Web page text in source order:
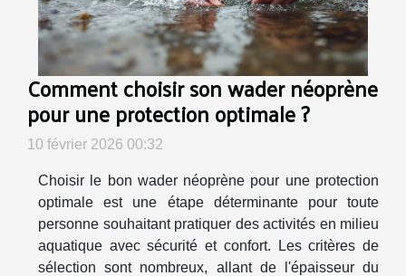
Comment choisir son wader néoprène
pour une protection optimale ?
10 février 2026 00:32
Choisir le bon wader néoprène pour une protection
optimale est une étape déterminante pour toute
personne souhaitant pratiquer des activités en milieu
aquatique avec sécurité et confort. Les critères de
sélection sont nombreux, allant de l'épaisseur du